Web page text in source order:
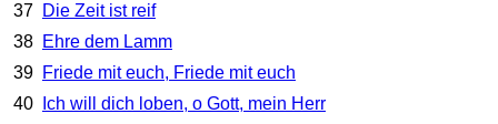
37 Die Zeit ist reif
38 Ehre dem Lamm
39 Friede mit euch, Friede mit euch
40
Ich will dich loben, o Gott, mein Herr